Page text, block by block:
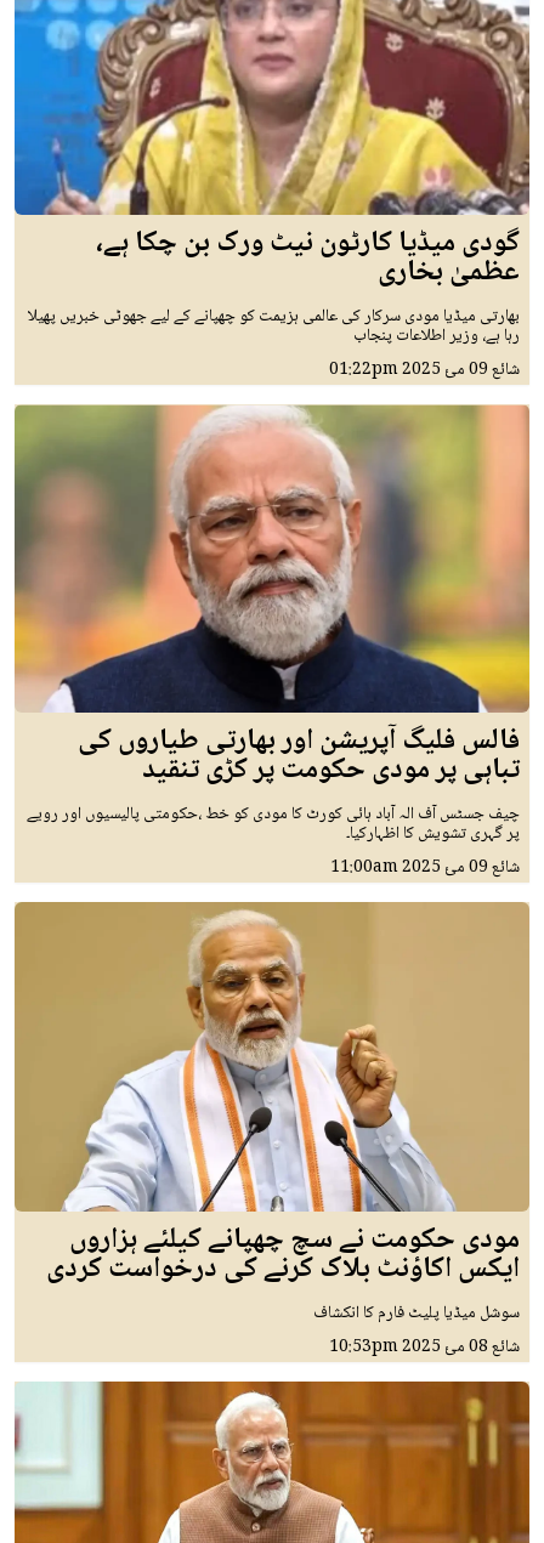
گودی میڈیا کارٹون نیٹ ورک بن چکا ہے،
عظمیٰ بخاری
بھارتی میڈیا مودی سرکار کی عالمی ہزیمت کو چھپانے کے لیے جھوٹی خبریں پھیلا
رہا ہے، وزیر اطلاعات پنجاب
شائع09 مئ 2025 01:22pm
فالس فلیگ آپریشن اور بھارتی طیاروں کی
تباہی پر مودی حکومت پر کڑی تنقید
چیف جسٹس آف الہ آباد ہائی کورٹ کا مودی کو خط ،حکومتی پالیسیوں اور رویے
پر گہری تشویش کا اظہارکیا۔
شائع09 مئ 2025 11:00am
مودی حکومت نے سچ چھپانے کیلئے ہزاروں
ایکس اکاؤنٹ بلاک کرنے کی درخواست کردی
سوشل میڈیا پلیٹ فارم کا انکشاف
شائع08 مئ 2025 10:53pm